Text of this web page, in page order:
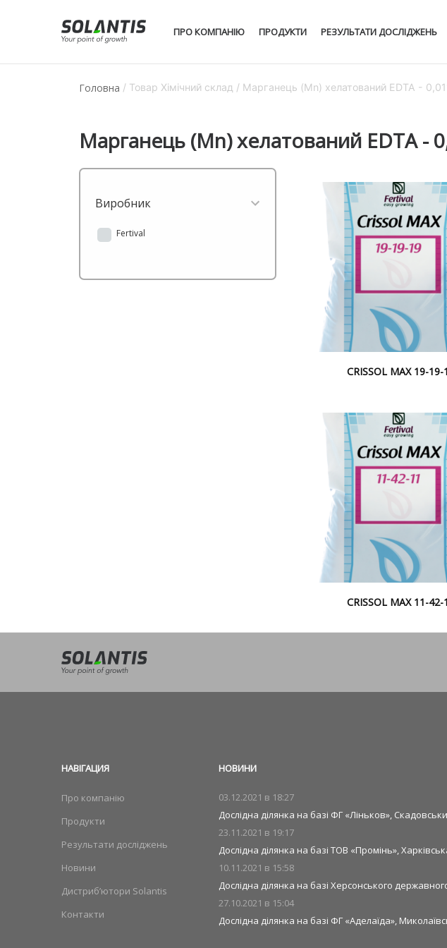
ПРО КОМПАНІЮ ПРОДУКТИ РЕЗУЛЬТАТИ ДОСЛІДЖЕНЬ
Головна / Товар Хімічний склад / Марганець (Mn) хелатований EDTA -
Марганець (Mn) хелатований EDTA -
Виробник
Fertival
CRISSOL MAX 19-19-
CRISSOL MAX 11-42-
НАВIГАЦИЯ
Про компанію
Продукти
Результати досліджень
Новини
Дистриб’ютори Solantis
Контакти
НОВИНИ
03.12.2021 в 18:27
Дослідна ділянка на базі ФГ «Ліньков»,
23.11.2021 в 19:17
Дослідна ділянка на базі ТОВ «Промінь»,
10.11.2021 в 15:58
Дослідна ділянка на базі Херсонського
27.10.2021 в 15:04
Дослідна ділянка на базі ФГ «Аделаїда»,